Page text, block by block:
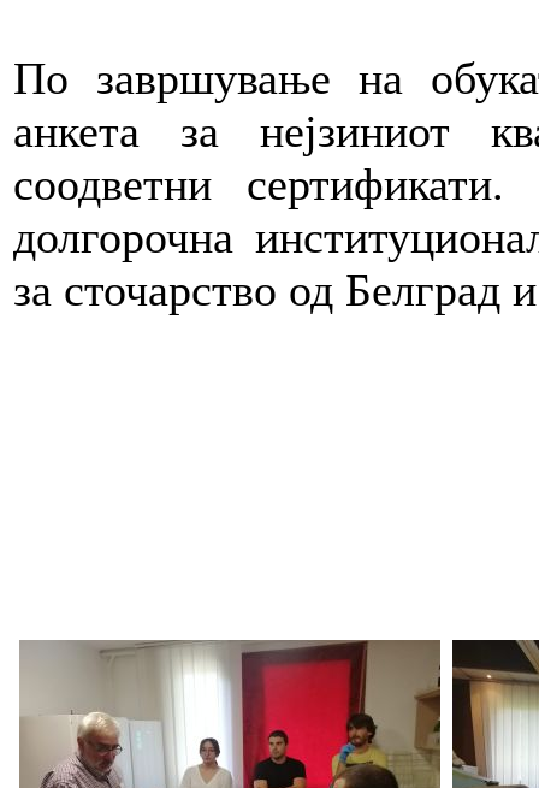
По завршување на
анкета за нејзиниот
соодветни
долгорочна
за сточарство од Белград